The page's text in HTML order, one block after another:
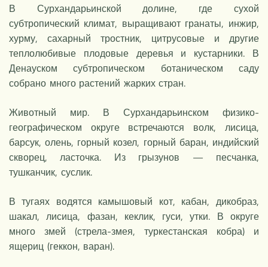
В Сурхандарьинской долине, где сухой
субтропический климат, выращивают гранаты, инжир,
хурму, сахарный тростник, цитрусовые и другие
теплолюбивые плодовые деревья и кустарники. В
Денауском субтропическом ботаническом саду
собрано много растений жарких стран.
Животный мир. В Сурхандарьинском физико-
географическом округе встречаются волк, лисица,
барсук, олень, горный козел, горный баран, индийский
скворец, ласточка. Из грызунов — песчанка,
тушканчик, суслик.
В тугаях водятся камышовый кот, кабан, дикобраз,
шакал, лисица, фазан, кеклик, гуси, утки. В округе
много змей (стрела-змея, туркестанская кобра) и
ящериц (геккон, варан).